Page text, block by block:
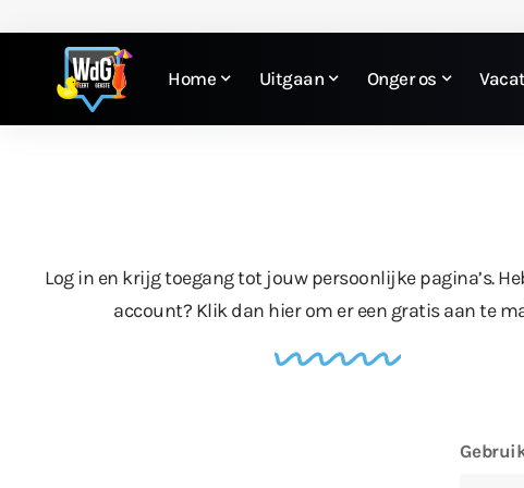
Home Uitgaan Onger os
Log in en krijg toegang tot jouw persoonlijke pagina’s.
account? Klik dan hierom er een gratis aan te